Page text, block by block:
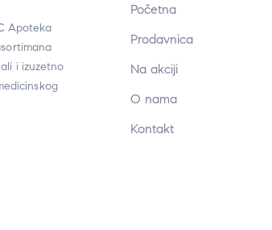
Apoteka
i izuzetno
Početna
Prodavnica
Na akciji
O nama
Kontakt